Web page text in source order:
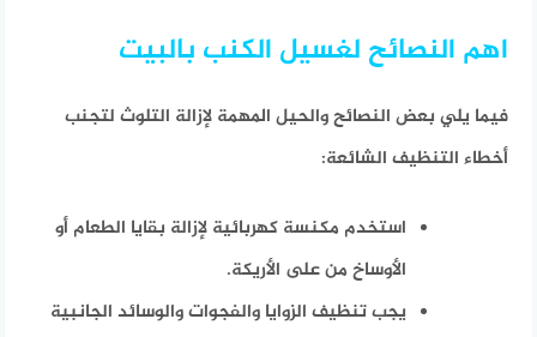
اهم النصائح لغسيل الكنب بالبيت
فيما يلي بعض النصائح والحيل المهمة لإزالة التلوث لتجنب
أخطاء التنظيف الشائعة:
استخدم مكنسة كهربائية لإزالة بقايا الطعام أو
الأوساخ من على الأريكة.
يجب تنظيف الزوايا والفجوات والوسائد الجانبية